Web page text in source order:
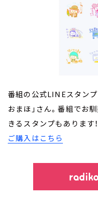
番組の公式LINEスタンプ
おまほ」さん。番組でお
きるスタンプもあります
ご購入はこちら